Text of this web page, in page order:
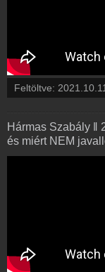
Feltöltve:
Hármas Szabály ‖
és miért NEM